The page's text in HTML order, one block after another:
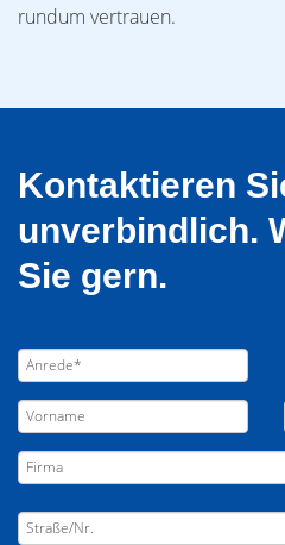
rundum vertrauen.
Kontaktieren
unverbindlich.
Sie gern.